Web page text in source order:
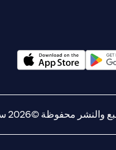
محفوظة ©2026 سيتي جروب انك.